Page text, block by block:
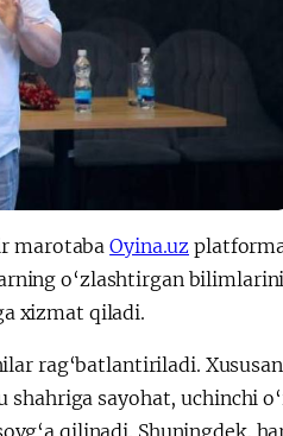
marotabaOyina.uz
o‘zlashtirgan bilimlarini
xizmat qiladi.
rag‘batlantiriladi.
sayohat, uchinchi